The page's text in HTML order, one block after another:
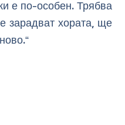
е по-особен. Трябва
зарадват хората, ще